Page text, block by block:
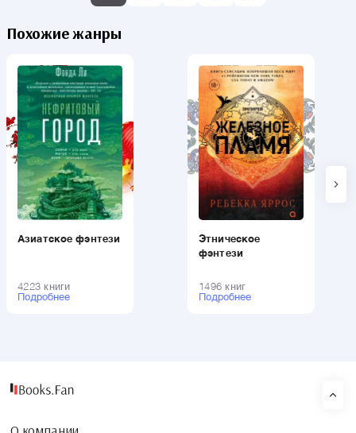
Похожие жанры
Азиатское фэнтези
4223 книги
Подробнее
Этническое
фэнтези
1496 книг
Подробнее